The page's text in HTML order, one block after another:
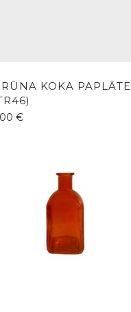
KOKA PAPLĀTE
€